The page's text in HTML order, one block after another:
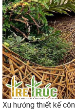
Xu hướng thiết kế